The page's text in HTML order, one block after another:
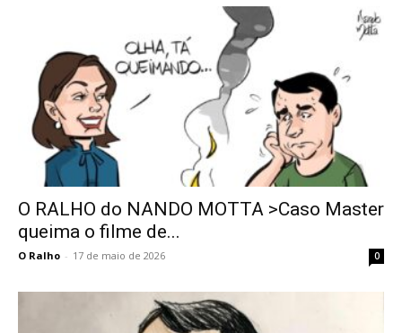
O RALHO do NANDO MOTTA >Caso Master
queima o filme de...
O Ralho - 17 de maio de 2026 0